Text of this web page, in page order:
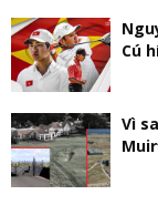
Cú
Vì